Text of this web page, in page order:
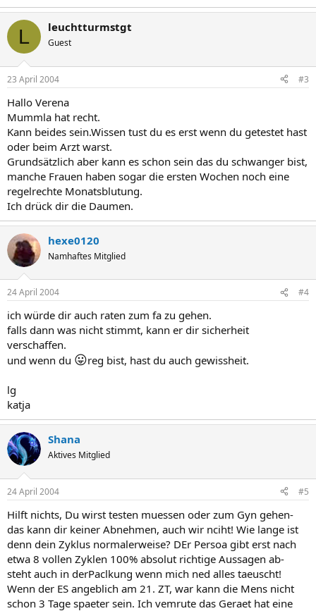
L leuchtturmstgt
Guest
23 April 2004 #3
Hallo Verena
Mummla hat recht.
Kann beides sein.Wissen tust du es erst wenn du getestet hast
oder beim Arzt warst.
Grundsätzlich aber kann es schon sein das du schwanger bist,
manche Frauen haben sogar die ersten Wochen noch eine
regelrechte Monatsblutung.
Ich drück dir die Daumen.
hexe0120
Namhaftes Mitglied
24 April 2004 #4
ich würde dir auch raten zum fa zu gehen.
falls dann was nicht stimmt, kann er dir sicherheit
verschaffen.
und wenn du 😛reg bist, hast du auch gewissheit.
lg
katja
Shana
Aktives Mitglied
24 April 2004 #5
Hilft nichts, Du wirst testen muessen oder zum Gyn gehen-
das kann dir keiner Abnehmen, auch wir nciht! Wie lange ist
denn dein Zyklus normalerweise? DEr Persoa gibt erst nach
etwa 8 vollen Zyklen 100% absolut richtige Aussagen ab-
steht auch in derPaclkung wenn mich ned alles taeuscht!
Wenn der ES angeblich am 21. ZT, war kann die Mens nicht
schon 3 Tage spaeter sein. Ich vemrute das Geraet hat eine